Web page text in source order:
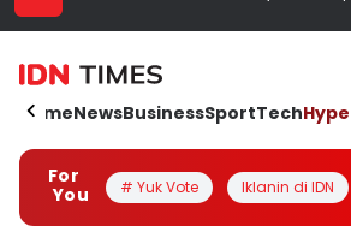
HomeNewsBusinessSportTechHype
For
You
# Yuk Vote Iklanin di IDN